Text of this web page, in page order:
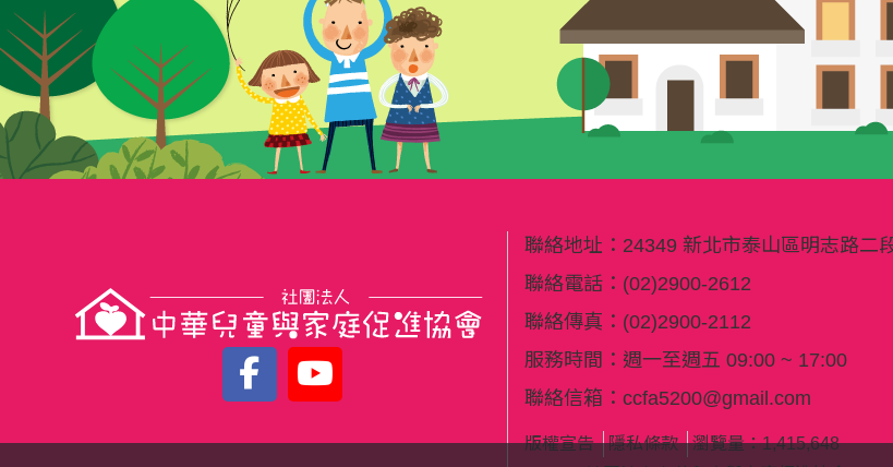
聯絡地址： 24349 新北市泰山區明志路二
聯絡電話： (02)2900-2612
聯絡傳真： (02)2900-2112
服務時間：週一至週五 09:00 ~ 17:00
聯絡信箱：ccfa5200@gmail.com
版權宣告 隱私條款
瀏覽量：1,415,648